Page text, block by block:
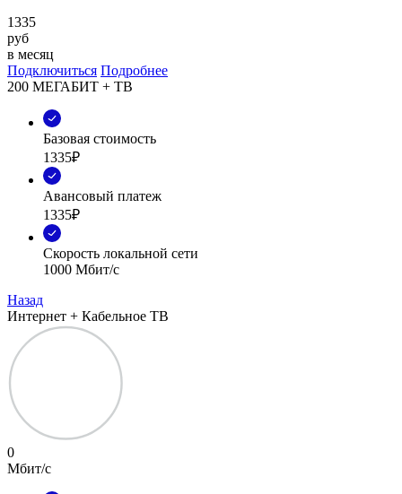
1335
руб
в месяц
Подключиться Подробнее
200 МЕГАБИТ + ТВ
Базовая стоимость
1335₽
Авансовый платеж
1335₽
Скорость локальной сети
1000 Мбит/с
Назад
Интернет + Кабельное ТВ
0
Мбит/с